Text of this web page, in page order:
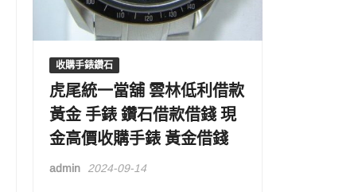
收購手錶鑽石
虎尾統一當舖 雲林低利借款
黃金 手錶 鑽石借款借錢 現
金高價收購手錶 黃金借錢
admin 2024-09-14